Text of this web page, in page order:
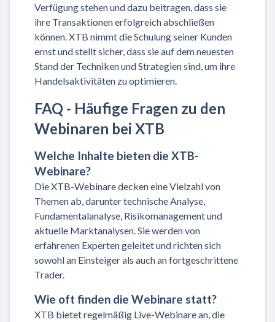
Verfügung stehen und dazu beitragen, dass sie
ihre Transaktionen erfolgreich abschließen
können. XTB nimmt die Schulung seiner Kunden
ernst und stellt sicher, dass sie auf dem neuesten
Stand der Techniken und Strategien sind, um ihre
Handelsaktivitäten zu optimieren.
FAQ - Häufige Fragen zu den
Webinaren bei XTB
Welche Inhalte bieten die XTB-
Webinare?
Die XTB-Webinare decken eine Vielzahl von
Themen ab, darunter technische Analyse,
Fundamentalanalyse, Risikomanagement und
aktuelle Marktanalysen. Sie werden von
erfahrenen Experten geleitet und richten sich
sowohl an Einsteiger als auch an fortgeschrittene
Trader.
Wie oft finden die Webinare statt?
XTB bietet regelmäßig Live-Webinare an, die